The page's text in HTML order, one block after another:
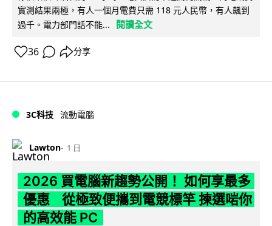
實測結果兩極，有人一個月電費只需 118 元人民幣，有人飆到
過千。電力部門話不能...
閱讀全文
36 分享
3C科技 流動電腦
Lawton 1 日
2026 買電腦新趨勢公開！ 如何享最多
優惠 從極致便攜到電競標竿 揀選啱你
的高效能 PC